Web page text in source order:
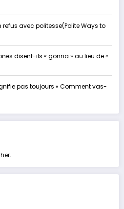
avec politesse(Polite Ways to
disent-ils « gonna » au lieu de «
pas toujours « Comment vas-